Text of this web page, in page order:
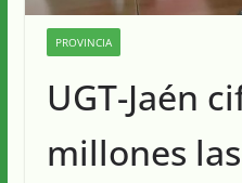
PROVINCIA
UGT-Jaén
millones